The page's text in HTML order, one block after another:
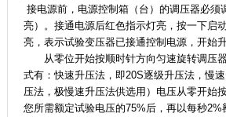
接电源前，电源控制箱（台）的调压器必须
亮）。接通电源后红色指示灯亮，按一下启
亮，表示试验变压器已接通控制电源，开始升
从零位开始按顺时针方向匀速旋转调压
式有：快速升压法，即20S逐级升压法，慢
压法，极慢速升压法供选用）电压从零开始
您所需额定试验电压的75%后，再以每秒